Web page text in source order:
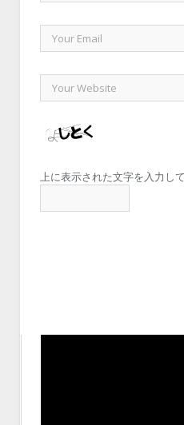
上に表示された文字を入力し